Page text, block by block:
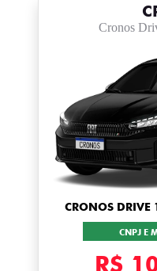
Cronos
CNPJ E
R$